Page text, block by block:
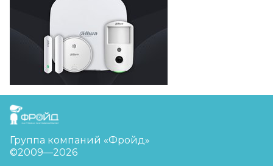
FreudGroup
Группа компаний «Фройд»
©2009—2026